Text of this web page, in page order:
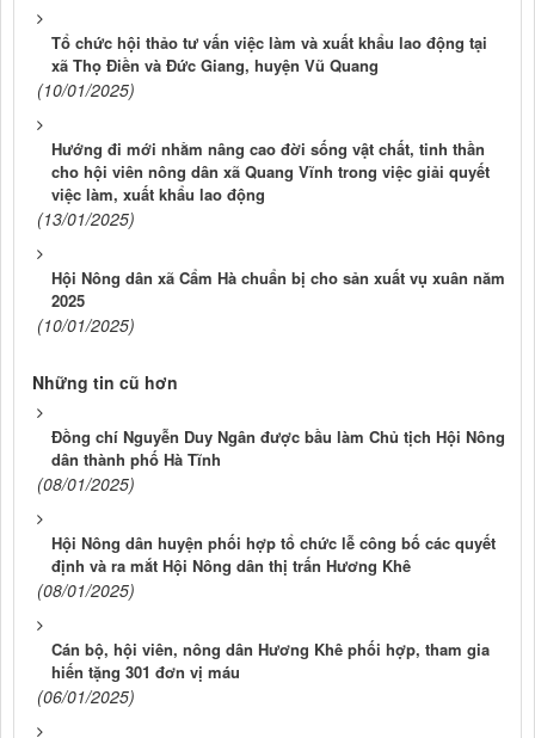
Tổ chức hội thảo tư vấn việc làm và xuất khẩu lao động tại
xã Thọ Điền và Đức Giang, huyện Vũ Quang
(10/01/2025)
Hướng đi mới nhằm nâng cao đời sống vật chất, tinh thần
cho hội viên nông dân xã Quang Vĩnh trong việc giải quyết
việc làm, xuất khẩu lao động
(13/01/2025)
Hội Nông dân xã Cẩm Hà chuẩn bị cho sản xuất vụ xuân năm
2025
(10/01/2025)
Những tin cũ hơn
Đồng chí Nguyễn Duy Ngân được bầu làm Chủ tịch Hội Nông
dân thành phố Hà Tĩnh
(08/01/2025)
Hội Nông dân huyện phối hợp tổ chức lễ công bố các quyết
định và ra mắt Hội Nông dân thị trấn Hương Khê
(08/01/2025)
Cán bộ, hội viên, nông dân Hương Khê phối hợp, tham gia
hiến tặng 301 đơn vị máu
(06/01/2025)